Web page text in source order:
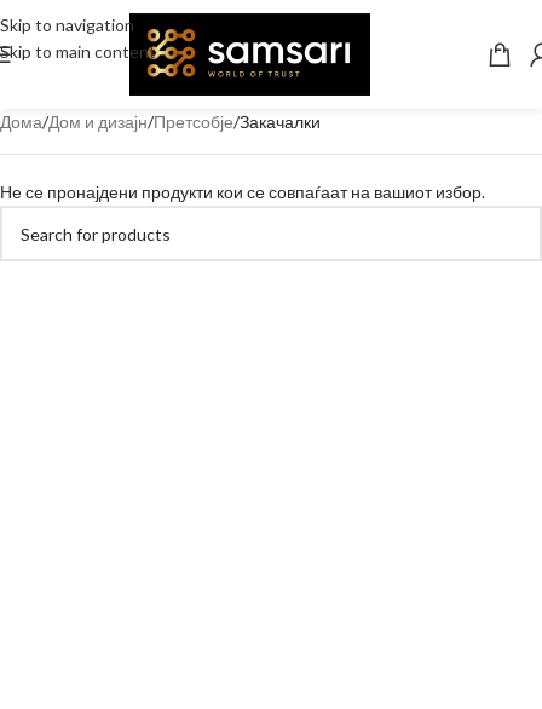
Skip to navigation
Skip to main content
Дома Дом и дизајн Претсобје Закачалки
Не се пронајдени продукти кои се совпаѓаат на вашиот избор.